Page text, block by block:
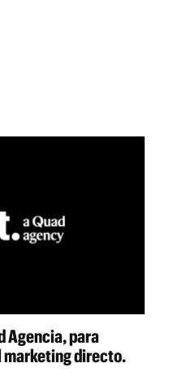
Agencia, para
directo.